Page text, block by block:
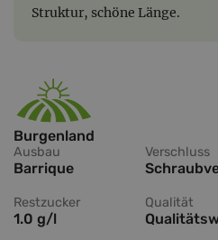
Struktur, schöne Länge.
Burgenland
Ausbau
Barrique
Verschluss
Restzucker
1.0 g/l
Qualität